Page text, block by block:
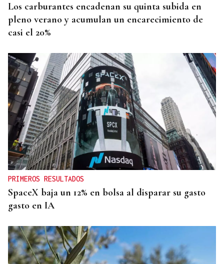
Los carburantes encadenan su quinta subida en
pleno verano y acumulan un encarecimiento de
casi el 20%
PRIMEROS RESULTADOS
SpaceX baja un 12% en bolsa al disparar su gasto
gasto en IA